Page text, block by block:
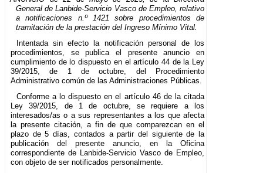
General de Lanbide-Servicio Vasco de Empleo, relativo
a notificaciones n.º 1421 sobre procedimientos de
tramitación de la prestación del Ingreso Mínimo Vital.
Intentada sin efecto la notificación personal de los
procedimientos, se publica el presente anuncio en
cumplimiento de lo dispuesto en el artículo 44 de la Ley
39/2015, de 1 de octubre, del Procedimiento
Administrativo común de las Administraciones Públicas.
Conforme a lo dispuesto en el artículo 46 de la citada
Ley 39/2015, de 1 de octubre, se requiere a los
interesados/as o a sus representantes a los que afecta
la presente citación, a fin de que comparezcan en el
plazo de 5 días, contados a partir del siguiente de la
publicación del presente anuncio, en la Oficina
correspondiente de Lanbide-Servicio Vasco de Empleo,
con objeto de ser notificados personalmente.